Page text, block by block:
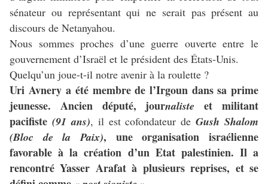
sénateur ou représentant qui ne serait pas présent au
discours de Netanyahou.
Nous sommes proches d’une guerre ouverte entre le
gouvernement d’Israël et le président des États-Unis.
Quelqu’un joue-t-il notre avenir à la roulette ?
Uri Avnery a été membre de l’Irgoun dans sa prime
jeunesse. Ancien député, journalisteet militant
pacifiste (91 ans), il est cofondateur deGush Shalom
(Bloc de la Paix), une organisation israélienne
favorable à la création d’un Etat palestinien. Il a
rencontré Yasser Arafat à plusieurs reprises, et se